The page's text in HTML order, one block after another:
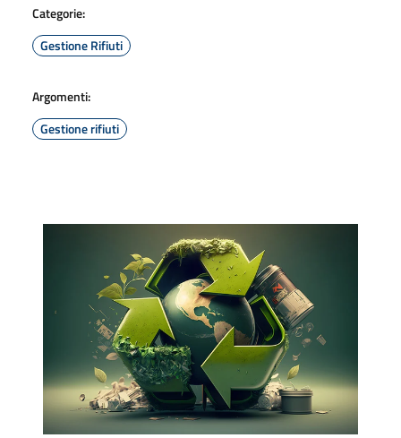
Categorie:
Gestione Rifiuti
Argomenti:
Gestione rifiuti